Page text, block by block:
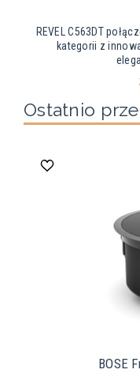
REVEL C563DT
kategorii z
Ostatnio
BOSE